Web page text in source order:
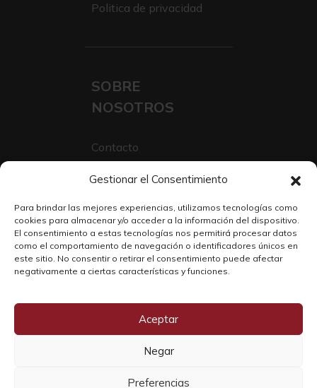
Gestionar el Consentimiento
Para brindar las mejores experiencias, utilizamos tecnologías como
cookies para almacenar y/o acceder a la información del dispositivo.
El consentimiento a estas tecnologías nos permitirá procesar datos
como el comportamiento de navegación o identificadores únicos en
este sitio. No consentir o retirar el consentimiento puede afectar
negativamente a ciertas características y funciones.
Aceptar
Negar
Preferencias
Copyright © 2026 SOLO WINE
Politica de privacidad
SOBRE
NOSOTROS
Contacto